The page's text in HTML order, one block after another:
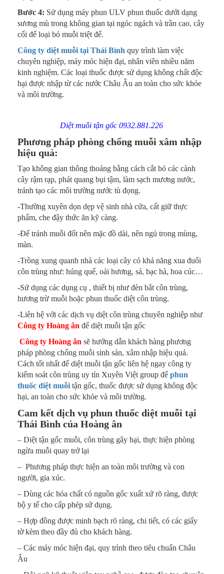
Bước 4: Sử dụng máy phun ULV phun thuốc dưới dạng
sương mù trong không gian tại ngóc ngách và trần cao, cây
cối để loại bỏ muỗi triệt để.
Công ty diệt muỗi tại Thái Bình quy trình làm việc
chuyên nghiệp, máy móc hiện đại, nhân viên nhiều năm
kinh nghiệm. Các loại thuốc được sử dụng không chất độc
hại được nhập từ các nước Châu Âu an toàn cho sức khỏe
và môi trường.
Diệt muỗi tận gốc 0932.881.226
Phương pháp phòng chống muỗi xâm nhập
hiệu quả:
Tạo không gian thông thoáng bằng cách cắt bỏ các cành
cây rậm rạp, phát quang bụi tậm, làm sạch mương nước,
tránh tạo các môi trường nước tù đọng.
-Thường xuyên dọn dẹp vệ sinh nhà cửa, cất giữ thực
phẩm, che đậy thức ăn kỹ càng.
-Để tránh muỗi đốt nên mặc đồ dài, nên ngủ trong mùng,
màn.
-Trồng xung quanh nhà các loại cây có khả năng xua đuổi
côn trùng như: húng quế, oải hương, sả, bạc hà, hoa cúc…
-Sử dụng các dụng cụ , thiết bị như đèn bắt côn trùng,
hương trừ muỗi hoặc phun thuốc diệt côn trùng.
-Liên hệ với các dịch vụ diệt côn trùng chuyên nghiệp như
Công ty Hoàng ân để diệt muỗi tận gốc
Công ty Hoàng ân sẽ hướng dẫn khách hàng phương
pháp phòng chống muỗi sinh sản, xâm nhập hiệu quả.
Cách tốt nhất để diệt muỗi tận gốc liên hệ ngay công ty
kiểm soát côn trùng uy tín Xuyên Việt group để phun
thuốc diệt muỗi tận gốc, thuốc được sử dụng không độc
hại, an toàn cho sức khỏe và môi trường.
Cam kết dịch vụ phun thuốc diệt muỗi tại
Thái Bình của Hoàng ân
– Diệt tận gốc muỗi, côn trùng gây hại, thực hiện phòng
ngừa muỗi quay trở lại
– Phương pháp thực hiện an toàn môi trường và con
người, gia xúc.
– Dùng các hóa chất có nguồn gốc xuất xứ rõ ràng, được
bộ y tế cho cấp phép sử dụng.
– Hợp đồng được minh bạch rõ ràng, chi tiết, có các giấy
tờ kèm theo đầy đủ cho khách hàng.
– Các máy móc hiện đại, quy trình theo tiêu chuẩn Châu
Âu